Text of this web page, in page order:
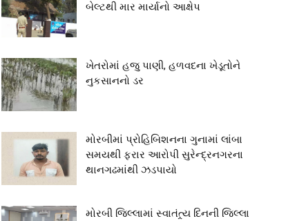
બેલ્ટથી માર માર્યાનો આક્ષેપ
ખેતરોમાં હજુ પાણી, હળવદના ખેડૂતોને
નુકસાનનો ડર
મોરબીમાં પ્રોહિબિશનના ગુનામાં લાંબા
સમયથી ફરાર આરોપી સુરેન્દ્રનગરના
થાનગઢમાંથી ઝડપાયો
મોરબી જિલ્લામાં સ્વાતંત્ર્ય દિનની જિલ્લા